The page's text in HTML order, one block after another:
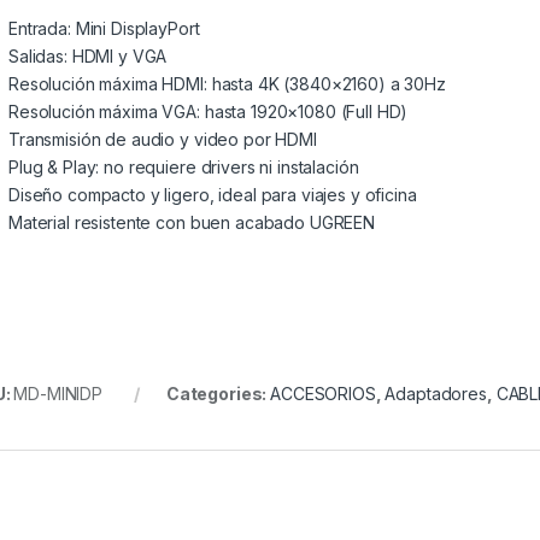
Entrada: Mini DisplayPort
Salidas: HDMI y VGA
Resolución máxima HDMI: hasta 4K (3840×2160) a 30Hz
Resolución máxima VGA: hasta 1920×1080 (Full HD)
Transmisión de audio y video por HDMI
Plug & Play: no requiere drivers ni instalación
Diseño compacto y ligero, ideal para viajes y oficina
Material resistente con buen acabado UGREEN
MD-MINIDP Categories:ACCESORIOS,Adaptadores,